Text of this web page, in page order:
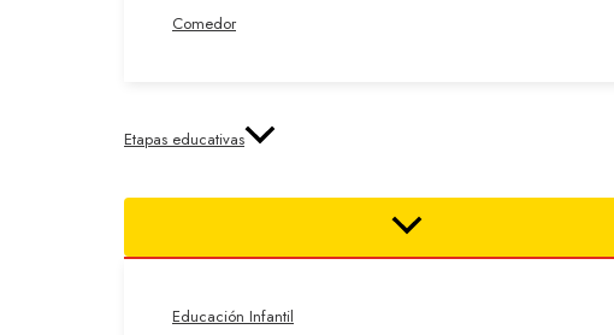
Comedor
Etapas educativas
Educación Infantil